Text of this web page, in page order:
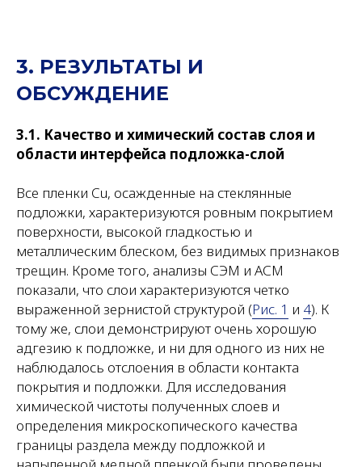
3. РЕЗУЛЬТАТЫ И
ОБСУЖДЕНИЕ
3.1. Качество и химический состав слоя и
области интерфейса подложка-слой
Все пленки Cu, осажденные на стеклянные
подложки, характеризуются ровным покрытием
поверхности, высокой гладкостью и
металлическим блеском, без видимых признаков
трещин. Кроме того, анализы СЭМ и АСМ
показали, что слои характеризуются четко
выраженной зернистой структурой (Рис. 1 и 4). К
тому же, слои демонстрируют очень хорошую
адгезию к подложке, и ни для одного из них не
наблюдалось отслоения в области контакта
покрытия и подложки. Для исследования
химической чистоты полученных слоев и
определения микроскопического качества
границы раздела между подложкой и